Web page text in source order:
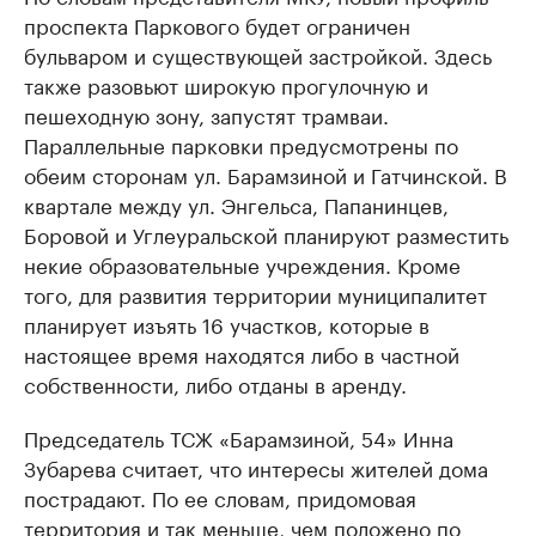
проспекта Паркового будет ограничен
бульваром и существующей застройкой. Здесь
также разовьют широкую прогулочную и
пешеходную зону, запустят трамваи.
Параллельные парковки предусмотрены по
обеим сторонам ул. Барамзиной и Гатчинской. В
квартале между ул. Энгельса, Папанинцев,
Боровой и Углеуральской планируют разместить
некие образовательные учреждения. Кроме
того, для развития территории муниципалитет
планирует изъять 16 участков, которые в
настоящее время находятся либо в частной
собственности, либо отданы в аренду.
Председатель ТСЖ «Барамзиной, 54» Инна
Зубарева считает, что интересы жителей дома
пострадают. По ее словам, придомовая
территория и так меньше, чем положено по